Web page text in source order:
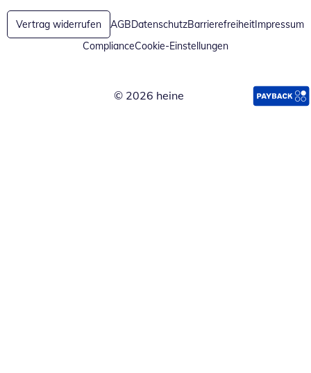
Vertrag widerrufen AGBDatenschutzBarrierefreiheitImpressum
ComplianceCookie-Einstellungen
© 2026 heine